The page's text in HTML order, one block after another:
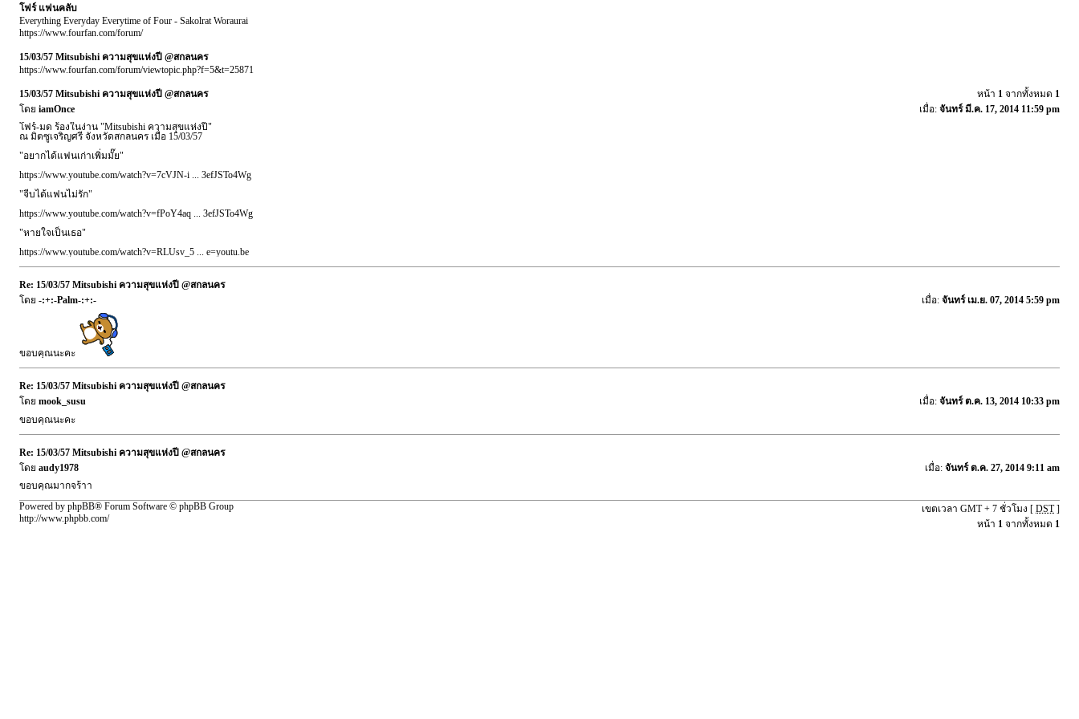
โฟร์ แฟนคลับ
Everything Everyday Everytime of Four - Sakolrat Woraurai
https://www.fourfan.com/forum/
15/03/57 Mitsubishi ความสุขแห่งปี @สกลนคร
https://www.fourfan.com/forum/viewtopic.php?f=5&t=25871
หน้า 1 จากทั้งหมด 1
15/03/57 Mitsubishi ความสุขแห่งปี @สกลนคร
เมื่อ: จันทร์ มี.ค. 17, 2014 11:59 pm
โดย iamOnce
โฟร์-มด ร้องในง่าน "Mitsubishi ความสุขแห่งปี"
ณ มิตซูเจริญศรี จังหวัดสกลนคร เมื่อ 15/03/57
"อยากได้แฟนเก่าเพิ่มมั๊ย"
https://www.youtube.com/watch?v=7cVJN-i ... 3efJSTo4Wg
"จีบได้แฟนไม่รัก"
https://www.youtube.com/watch?v=fPoY4aq ... 3efJSTo4Wg
"หายใจเป็นเธอ"
https://www.youtube.com/watch?v=RLUsv_5 ... e=youtu.be
Re: 15/03/57 Mitsubishi ความสุขแห่งปี @สกลนคร
เมื่อ: จันทร์ เม.ย. 07, 2014 5:59 pm
โดย -:+:-Palm-:+:-
ขอบคุณนะคะ
Re: 15/03/57 Mitsubishi ความสุขแห่งปี @สกลนคร
เมื่อ: จันทร์ ต.ค. 13, 2014 10:33 pm
โดย mook_susu
ขอบคุณนะคะ
Re: 15/03/57 Mitsubishi ความสุขแห่งปี @สกลนคร
เมื่อ: จันทร์ ต.ค. 27, 2014 9:11 am
โดย audy1978
ขอบคุณมากจร้าา
เขตเวลา GMT + 7 ชั่วโมง [ DST]
หน้า 1 จากทั้งหมด 1
Powered by phpBB® Forum Software © phpBB Group
http://www.phpbb.com/